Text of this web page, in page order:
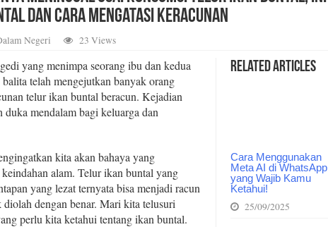
dan Cara Mengatasi Keracunan
Negeri 23 Views
Related Articles
Cara Menggunakan
Meta AI di WhatsApp
yang Wajib Kamu
Ketahui!
25/09/2025
yang menimpa seorang ibu dan kedua
telah mengejutkan banyak orang
telur ikan buntal beracun. Kejadian
duka mendalam bagi keluarga dan
kita akan bahaya yang
alam. Telur ikan buntal yang
yang lezat ternyata bisa menjadi racun
dengan benar. Mari kita telusuri
perlu kita ketahui tentang ikan buntal.